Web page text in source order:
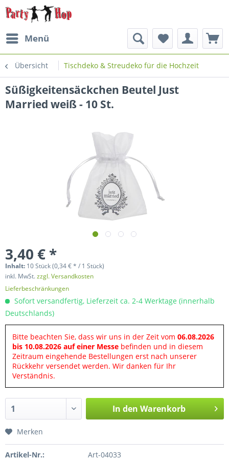
Menü
Übersicht Tischdeko & Streudeko für die Hochzeit
Süßigkeitensäckchen Beutel Just
Married weiß - 10 St.
3,40 € *
Inhalt: 10 Stück (0,34 € * / 1 Stück)
inkl. MwSt.zzgl. Versandkosten
Lieferbeschränkungen
Sofort versandfertig, Lieferzeit ca. 2-4 Werktage (innerhalb
Deutschlands)
Bitte beachten Sie, dass wir uns in der Zeit vom 06.08.2026
bis 10.08.2026 auf einer Messe befinden und in diesem
Zeitraum eingehende Bestellungen erst nach unserer
Rückkehr versendet werden. Wir danken für Ihr
Verständnis.
In den Warenkorb
Merken
Artikel-Nr.:
Art-04033